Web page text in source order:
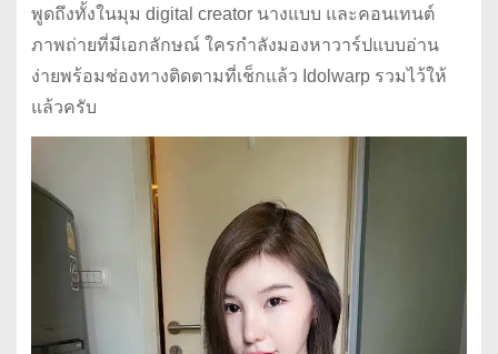
พูดถึงทั้งในมุม digital creator นางแบบ และคอนเทนต์
ภาพถ่ายที่มีเอกลักษณ์ ใครกำลังมองหาวาร์ปแบบอ่าน
ง่ายพร้อมช่องทางติดตามที่เช็กแล้ว Idolwarp รวมไว้ให้
แล้วครับ